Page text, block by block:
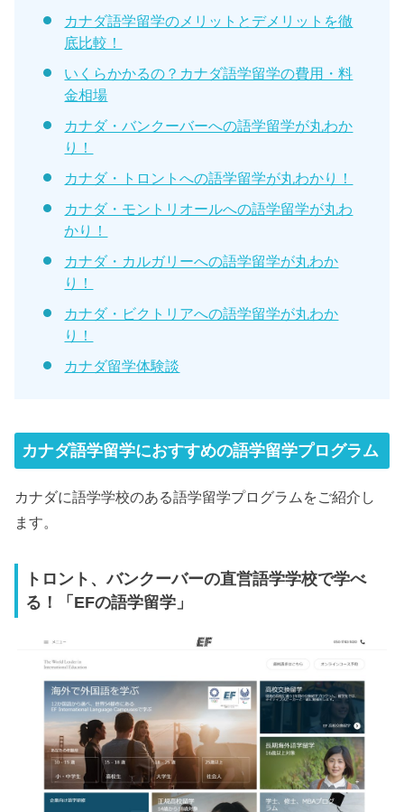
カナダ語学留学のメリットとデメリットを徹
底比較！
いくらかかるの？カナダ語学留学の費用・料
金相場
カナダ・バンクーバーへの語学留学が丸わか
り！
カナダ・トロントへの語学留学が丸わかり！
カナダ・モントリオールへの語学留学が丸わ
かり！
カナダ・カルガリーへの語学留学が丸わか
り！
カナダ・ビクトリアへの語学留学が丸わか
り！
カナダ留学体験談
カナダ語学留学におすすめの語学留学プログラム
カナダに語学学校のある語学留学プログラムをご紹介し
ます。
トロント、バンクーバーの直営語学学校で学べ
る！「EFの語学留学」